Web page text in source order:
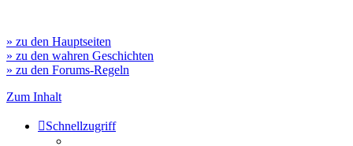
» zu den Hauptseiten
» zu den wahren Geschichten
» zu den Forums-Regeln
Zum Inhalt
Schnellzugriff